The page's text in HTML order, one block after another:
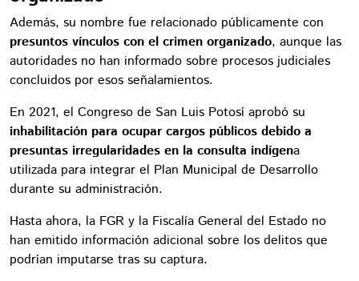
Además, su nombre fue relacionado públicamente con
presuntos vínculos con el crimen organizado, aunque las
autoridades no han informado sobre procesos judiciales
concluidos por esos señalamientos.
En 2021, el Congreso de San Luis Potosí aprobó su
inhabilitación para ocupar cargos públicos debido a
presuntas irregularidades en la consulta indígena
utilizada para integrar el Plan Municipal de Desarrollo
durante su administración.
Hasta ahora, la FGR y la Fiscalía General del Estado no
han emitido información adicional sobre los delitos que
podrían imputarse tras su captura.